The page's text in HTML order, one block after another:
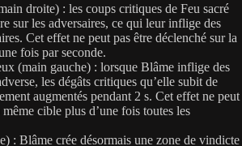
droite) : les coups critiques de Feu sacré
sur les adversaires, ce qui leur inflige des
Cet effet ne peut pas être déclenché sur la
fois par seconde.
(main gauche) : lorsque Blâme inflige des
les dégâts critiques qu’elle subit de
augmentés pendant 2 s. Cet effet ne peut
même cible plus d’une fois toutes les
: Blâme crée désormais une zone de vindicte